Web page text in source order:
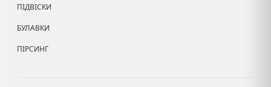
ПІДВІСКИ
БУЛАВКИ
ПІРСИНГ